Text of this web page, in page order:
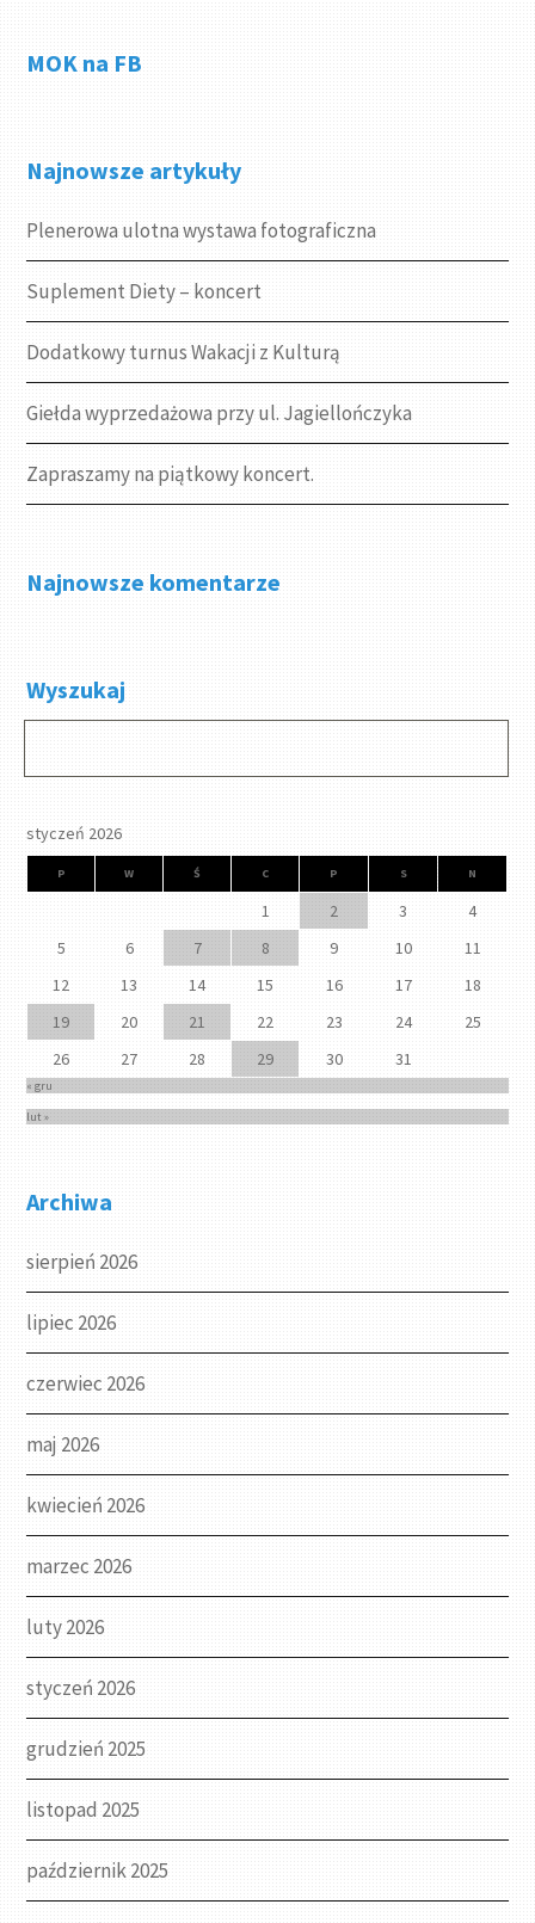
MOK na FB
Najnowsze artykuły
Plenerowa ulotna wystawa fotograficzna
Suplement Diety – koncert
Dodatkowy turnus Wakacji z Kulturą
Giełda wyprzedażowa przy ul. Jagiellończyka
Zapraszamy na piątkowy koncert.
Najnowsze komentarze
Wyszukaj
styczeń 2026
P W Ś C P S N
1 2 3
4
5
6 7 8 9 10
11
12
13 14 15 16 17
18
19
20 21 22 23 24
25
26
27 28 29 30 31
« gru
lut »
Archiwa
sierpień 2026
lipiec 2026
czerwiec 2026
maj 2026
kwiecień 2026
marzec 2026
luty 2026
styczeń 2026
grudzień 2025
listopad 2025
październik 2025